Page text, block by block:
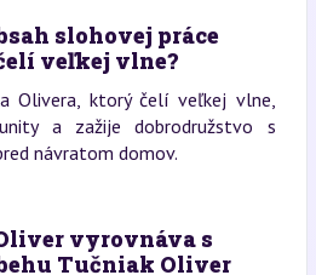
slohovej práce
veľkej vlne?
Olivera, ktorý čelí veľkej vlne,
a zažije dobrodružstvo s
návratom domov.
vyrovnáva s
Tučniak Oliver